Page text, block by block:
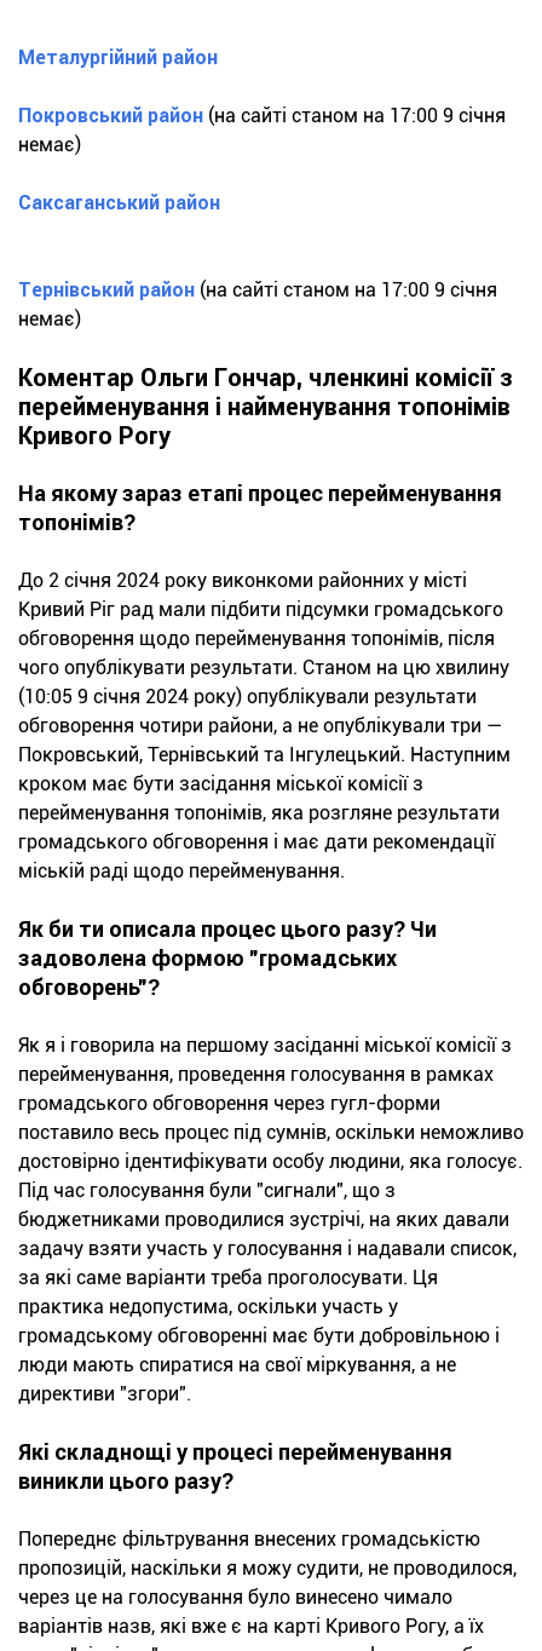
Металургійний район
Покровський район (на сайті станом на 17:00 9 січня
немає)
Саксаганський район
Тернівський район (на сайті станом на 17:00 9 січня
немає)
Коментар Ольги Гончар, членкині комісії з
перейменування і найменування топонімів
Кривого Рогу
На якому зараз етапі процес перейменування
топонімів?
До 2 січня 2024 року виконкоми районних у місті
Кривий Ріг рад мали підбити підсумки громадського
обговорення щодо перейменування топонімів, після
чого опублікувати результати. Станом на цю хвилину
(10:05 9 січня 2024 року) опублікували результати
обговорення чотири райони, а не опублікували три —
Покровський, Тернівський та Інгулецький. Наступним
кроком має бути засідання міської комісії з
перейменування топонімів, яка розгляне результати
громадського обговорення і має дати рекомендації
міській раді щодо перейменування.
Як би ти описала процес цього разу? Чи
задоволена формою "громадських
обговорень"?
Як я і говорила на першому засіданні міської комісії з
перейменування, проведення голосування в рамках
громадського обговорення через гугл-форми
поставило весь процес під сумнів, оскільки неможливо
достовірно ідентифікувати особу людини, яка голосує.
Під час голосування були "сигнали", що з
бюджетниками проводилися зустрічі, на яких давали
задачу взяти участь у голосування і надавали список,
за які саме варіанти треба проголосувати. Ця
практика недопустима, оскільки участь у
громадському обговоренні має бути добровільною і
люди мають спиратися на свої міркування, а не
директиви "згори".
Які складнощі у процесі перейменування
виникли цього разу?
Попереднє фільтрування внесених громадськістю
пропозицій, наскільки я можу судити, не проводилося,
через це на голосування було винесено чимало
варіантів назв, які вже є на карті Кривого Рогу, а їх